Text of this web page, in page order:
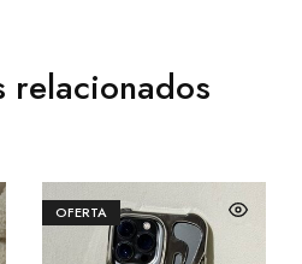
relacionados
OFERTA